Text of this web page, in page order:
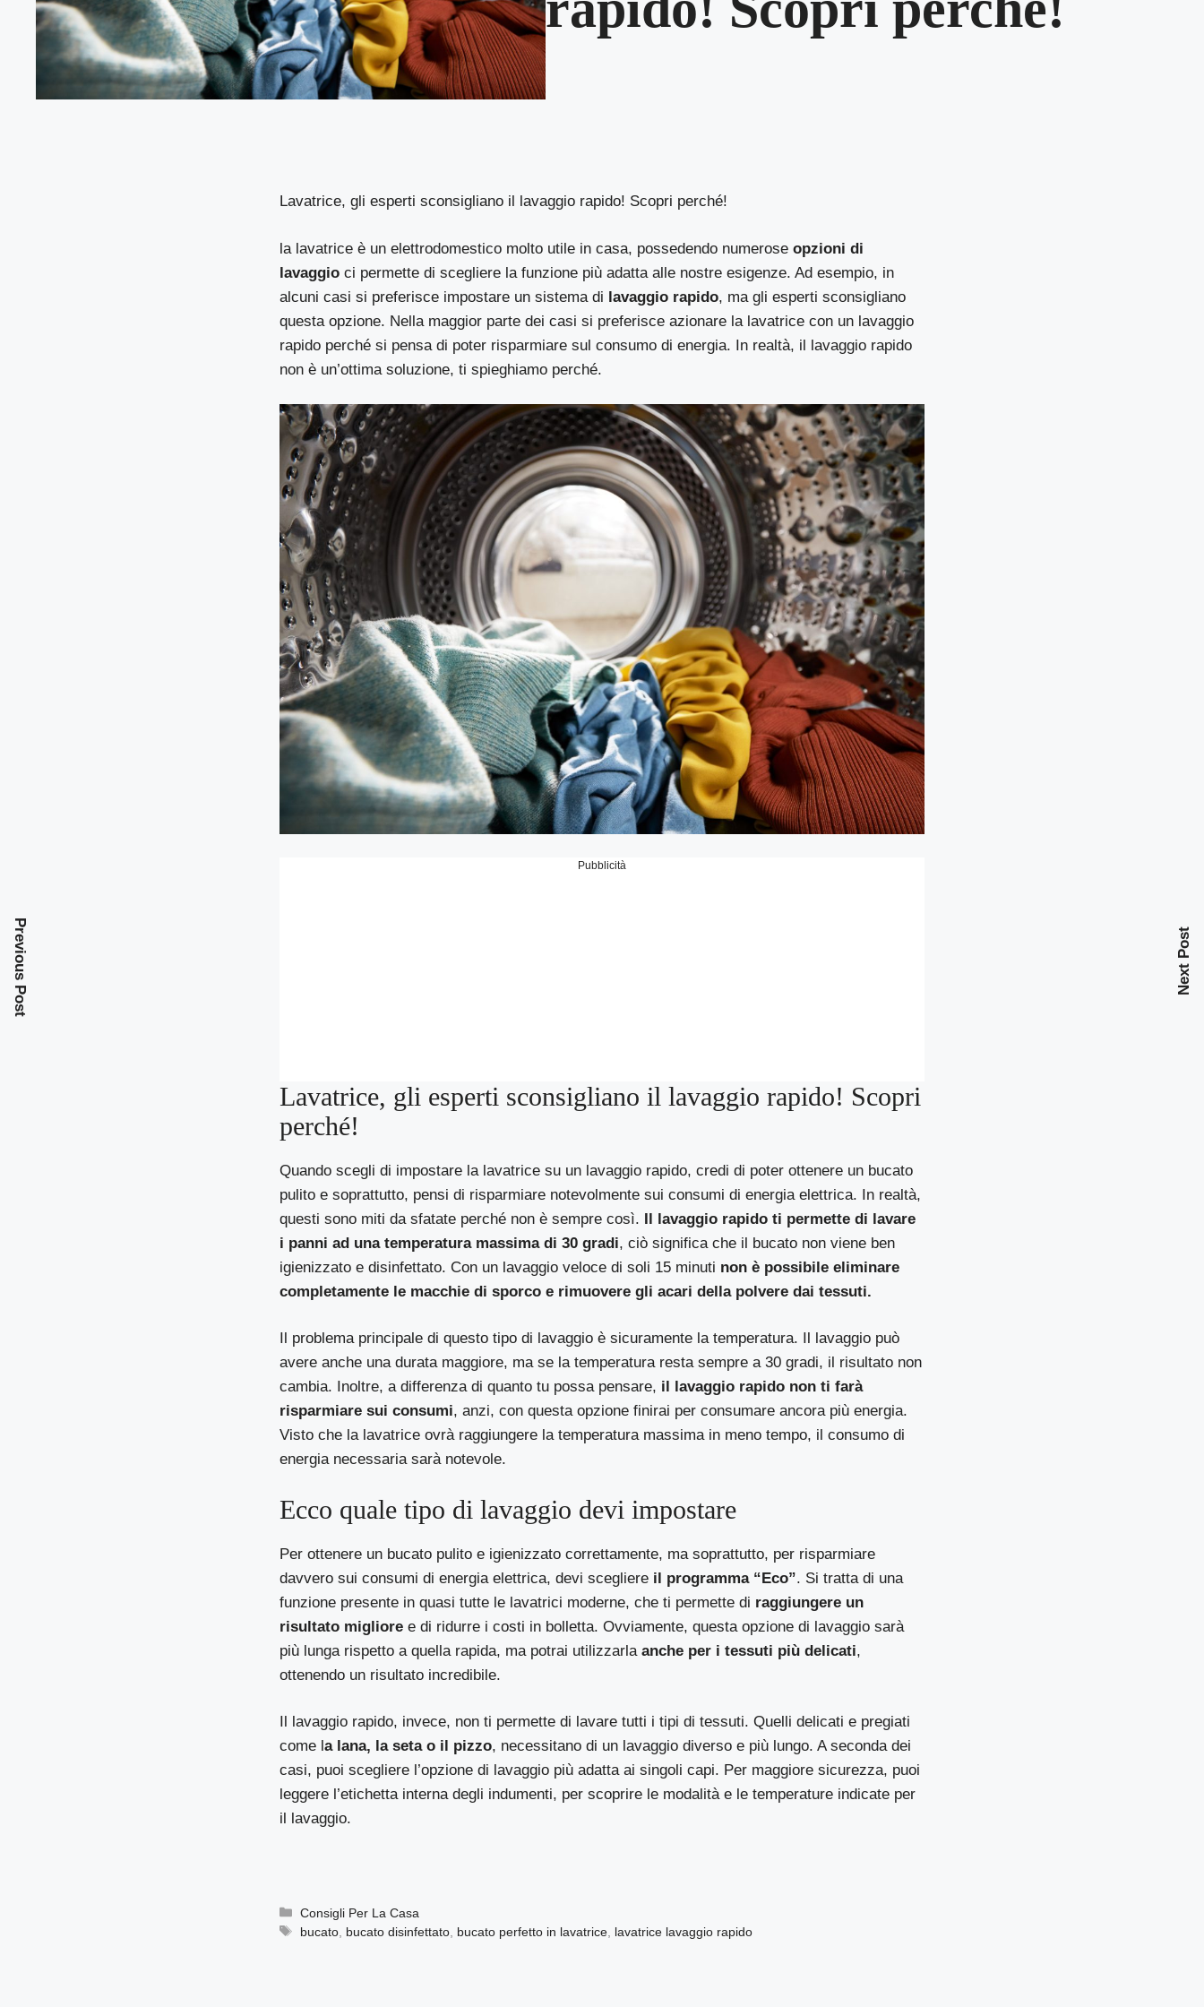
Lavatrice, gli esperti sconsigliano il lavaggio rapido! Scopri perché!
la lavatrice è un elettrodomestico molto utile in casa, possedendo numerose opzioni di
lavaggio ci permette di scegliere la funzione più adatta alle nostre esigenze. Ad esempio, in
alcuni casi si preferisce impostare un sistema di lavaggio rapido, ma gli esperti sconsigliano
questa opzione. Nella maggior parte dei casi si preferisce azionare la lavatrice con un lavaggio
rapido perché si pensa di poter risparmiare sul consumo di energia. In realtà, il lavaggio rapido
non è un’ottima soluzione, ti spieghiamo perché.
Pubblicità
Lavatrice, gli esperti sconsigliano il lavaggio rapido! Scopri
perché!
Quando scegli di impostare la lavatrice su un lavaggio rapido, credi di poter ottenere un bucato
pulito e soprattutto, pensi di risparmiare notevolmente sui consumi di energia elettrica. In realtà,
questi sono miti da sfatate perché non è sempre così. Il lavaggio rapido ti permette di lavare
i panni ad una temperatura massima di 30 gradi, ciò significa che il bucato non viene ben
igienizzato e disinfettato. Con un lavaggio veloce di soli 15 minuti non è possibile eliminare
completamente le macchie di sporco e rimuovere gli acari della polvere dai tessuti.
Il problema principale di questo tipo di lavaggio è sicuramente la temperatura. Il lavaggio può
avere anche una durata maggiore, ma se la temperatura resta sempre a 30 gradi, il risultato non
cambia. Inoltre, a differenza di quanto tu possa pensare, il lavaggio rapido non ti farà
risparmiare sui consumi, anzi, con questa opzione finirai per consumare ancora più energia.
Visto che la lavatrice ovrà raggiungere la temperatura massima in meno tempo, il consumo di
energia necessaria sarà notevole.
Ecco quale tipo di lavaggio devi impostare
Per ottenere un bucato pulito e igienizzato correttamente, ma soprattutto, per risparmiare
davvero sui consumi di energia elettrica, devi scegliere il programma “Eco”. Si tratta di una
funzione presente in quasi tutte le lavatrici moderne, che ti permette di raggiungere un
risultato migliore e di ridurre i costi in bolletta. Ovviamente, questa opzione di lavaggio sarà
più lunga rispetto a quella rapida, ma potrai utilizzarlaanche per i tessuti più delicati,
ottenendo un risultato incredibile.
Il lavaggio rapido, invece, non ti permette di lavare tutti i tipi di tessuti. Quelli delicati e pregiati
come la lana, la seta o il pizzo, necessitano di un lavaggio diverso e più lungo. A seconda dei
casi, puoi scegliere l’opzione di lavaggio più adatta ai singoli capi. Per maggiore sicurezza, puoi
leggere l’etichetta interna degli indumenti, per scoprire le modalità e le temperature indicate per
il lavaggio.
Categorie
Consigli Per La Casa
Tag
bucato bucato disinfettato bucato perfetto in lavatrice lavatrice lavaggio rapido
Previous Post Next Post